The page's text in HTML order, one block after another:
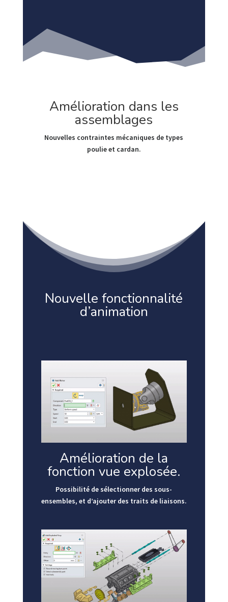
Amélioration dans les
assemblages
Nouvelles contraintes mécaniques de types
poulie et cardan.
Nouvelle fonctionnalité
d’animation
Amélioration de la
fonction vue explosée.
Possibilité de sélectionner des sous-
ensembles, et d’ajouter des traits de liaisons.